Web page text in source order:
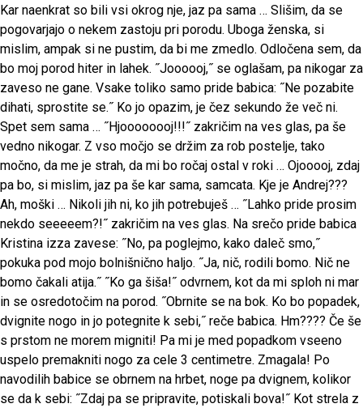
Kar naenkrat so bili vsi okrog nje, jaz pa sama … Slišim, da se
pogovarjajo o nekem zastoju pri porodu. Uboga ženska, si
mislim, ampak si ne pustim, da bi me zmedlo. Odločena sem, da
bo moj porod hiter in lahek. ˝Joooooj,˝ se oglašam, pa nikogar za
zaveso ne gane. Vsake toliko samo pride babica: ˝Ne pozabite
dihati, sprostite se.˝ Ko jo opazim, je čez sekundo že več ni.
Spet sem sama … ˝Hjoooooooj!!!˝ zakričim na ves glas, pa še
vedno nikogar. Z vso močjo se držim za rob postelje, tako
močno, da me je strah, da mi bo ročaj ostal v roki … Ojooooj, zdaj
pa bo, si mislim, jaz pa še kar sama, samcata. Kje je Andrej???
Ah, moški … Nikoli jih ni, ko jih potrebuješ … ˝Lahko pride prosim
nekdo seeeeem?!˝ zakričim na ves glas. Na srečo pride babica
Kristina izza zavese: ˝No, pa poglejmo, kako daleč smo,˝
pokuka pod mojo bolnišnično haljo. ˝Ja, nič, rodili bomo. Nič ne
bomo čakali atija.˝ ˝Ko ga šiša!˝ odvrnem, kot da mi sploh ni mar
in se osredotočim na porod. ˝Obrnite se na bok. Ko bo popadek,
dvignite nogo in jo potegnite k sebi,˝ reče babica. Hm???? Če še
s prstom ne morem migniti! Pa mi je med popadkom vseeno
uspelo premakniti nogo za cele 3 centimetre. Zmagala! Po
navodilih babice se obrnem na hrbet, noge pa dvignem, kolikor
se da k sebi: ˝Zdaj pa se pripravite, potiskali bova!˝ Kot strela z